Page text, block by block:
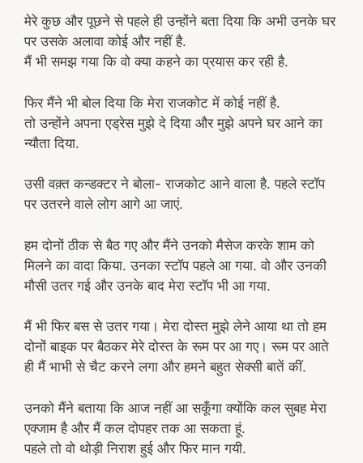
मेरे कुछ और पूछने से पहले ही उन्होंने बता दिया कि अभी उनके घर
पर उसके अलावा कोई और नहीं है.
मैं भी समझ गया कि वो क्या कहने का प्रयास कर रही है.
फिर मैंने भी बोल दिया कि मेरा राजकोट में कोई नहीं है.
तो उन्होंने अपना एड्रेस मुझे दे दिया और मुझे अपने घर आने का
न्यौता दिया.
उसी वक़्त कन्डक्टर ने बोला- राजकोट आने वाला है. पहले स्टॉप
पर उतरने वाले लोग आगे आ जाएं.
हम दोनों ठीक से बैठ गए और मैंने उनको मैसेज करके शाम को
मिलने का वादा किया. उनका स्टॉप पहले आ गया. वो और उनकी
मौसी उतर गई और उनके बाद मेरा स्टॉप भी आ गया.
मैं भी फिर बस से उतर गया। मेरा दोस्त मुझे लेने आया था तो हम
दोनों बाइक पर बैठकर मेरे दोस्त के रूम पर आ गए। रूम पर आते
ही मैं भाभी से चैट करने लगा और हमने बहुत सेक्सी बातें कीं.
उनको मैंने बताया कि आज नहीं आ सकूँगा क्योंकि कल सुबह मेरा
एक्जाम है और मैं कल दोपहर तक आ सकता हूं.
पहले तो वो थोड़ी निराश हुई और फिर मान गयी.